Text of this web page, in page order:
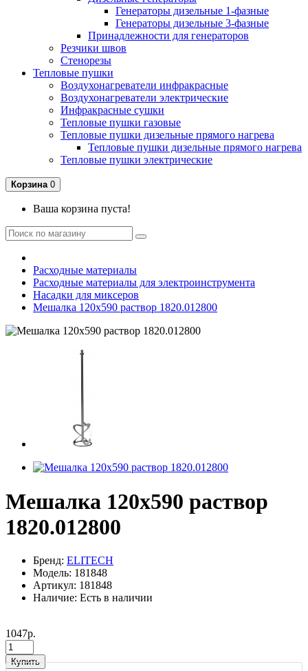
Генераторы дизельные 1-фазные
Генераторы дизельные 3-фазные
Принадлежности для генераторов
Резчики швов
Стенорезы
Тепловые пушки
Воздухонагреватели инфракрасные
Воздухонагреватели электрические
Инфракрасные сушки
Тепловые пушки газовые
Тепловые пушки дизельные прямого нагрева
Тепловые пушки дизельные прямого нагрева
Тепловые пушки электрические
Корзина 0
Ваша корзина пуста!
Расходные материалы
Расходные материалы для электроинструмента
Насадки для миксеров
Mешалка 120х590 раствор 1820.012800
Mешалка 120х590 раствор
1820.012800
Бренд: ELITECH
Модель: 181848
Артикул: 181848
Наличие: Есть в наличии
1047р.
Купить